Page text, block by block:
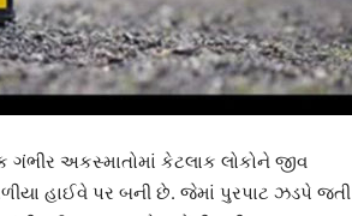
ગંભીર અકસ્માતોમાં કેટલાક લોકોને જીવ
હાઈવે પર બની છે. જેમાં પુરપાટ ઝડપે જતી